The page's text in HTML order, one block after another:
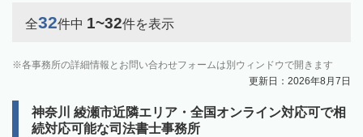
全32件中 1~32件を表示
各事務所の詳細情報とお問い合わせフォームは別ウィンドウで開きます
更新日：2026年8月7日
神奈川 綾瀬市近隣エリア・全国オンライン対応可で相
続対応可能な司法書士事務所